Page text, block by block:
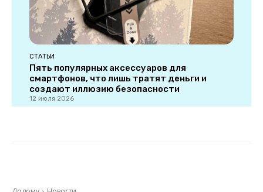
СТАТЬИ
Пять популярных аксессуаров для
смартфонов, что лишь тратят деньги и
создают иллюзию безопасности
12 июля 2026